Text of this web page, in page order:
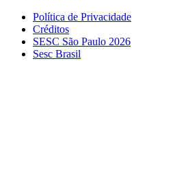
Política de Privacidade
Créditos
SESC São Paulo 2026
Sesc Brasil